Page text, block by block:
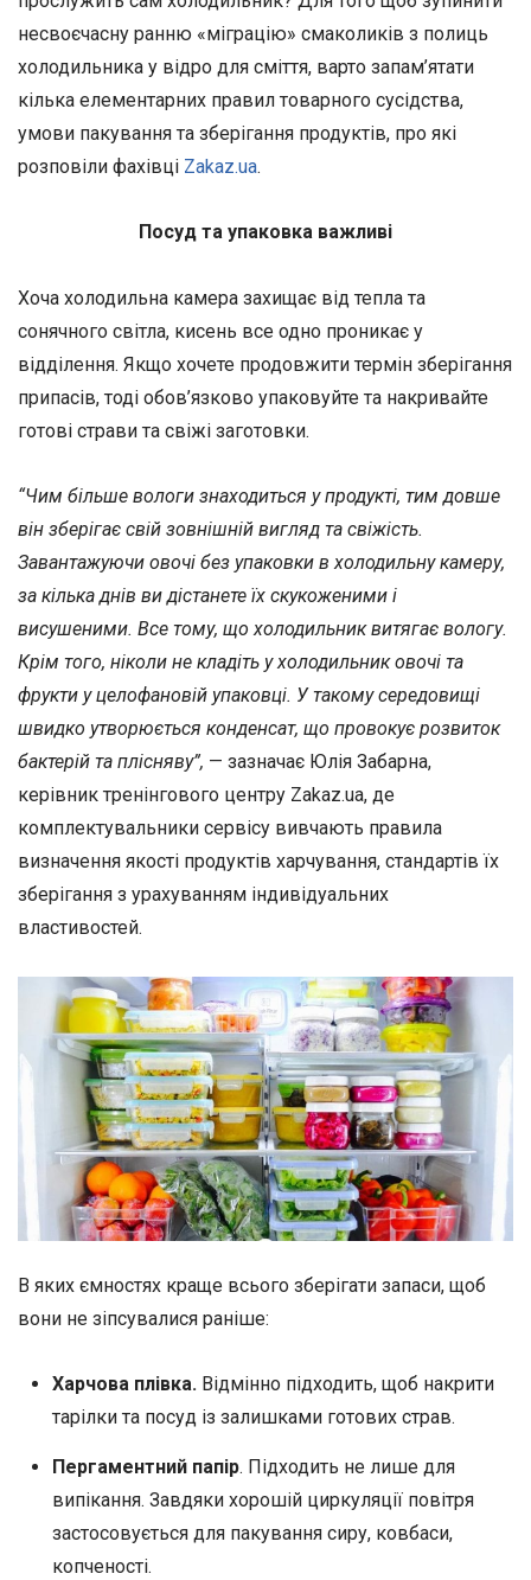
несвоєчасну ранню «міграцію» смаколиків з полиць
холодильника у відро для сміття, варто запам’ятати
кілька елементарних правил товарного сусідства,
умови пакування та зберігання продуктів, про які
розповіли фахівці Zakaz.ua.
Посуд та упаковка важливі
Хоча холодильна камера захищає від тепла та
сонячного світла, кисень все одно проникає у
відділення. Якщо хочете продовжити термін зберігання
припасів, тоді обов’язково упаковуйте та накривайте
готові страви та свіжі заготовки.
“Чим більше вологи знаходиться у продукті, тим довше
він зберігає свій зовнішній вигляд та свіжість.
Завантажуючи овочі без упаковки в холодильну камеру,
за кілька днів ви дістанете їх скукоженими і
висушеними. Все тому, що холодильник витягає вологу.
Крім того, ніколи не кладіть у холодильник овочі та
фрукти у целофановій упаковці. У такому середовищі
швидко утворюється конденсат, що провокує розвиток
бактерій та плісняву”, — зазначає Юлія Забарна,
керівник тренінгового центру Zakaz.ua, де
комплектувальники сервісу вивчають правила
визначення якості продуктів харчування, стандартів їх
зберігання з урахуванням індивідуальних
властивостей.
В яких ємностях краще всього зберігати запаси, щоб
вони не зіпсувалися раніше:
Харчова плівка. Відмінно підходить, щоб накрити
тарілки та посуд із залишками готових страв.
Пергаментний папір. Підходить не лише для
випікання. Завдяки хорошій циркуляції повітря
застосовується для пакування сиру, ковбаси,
копченості.